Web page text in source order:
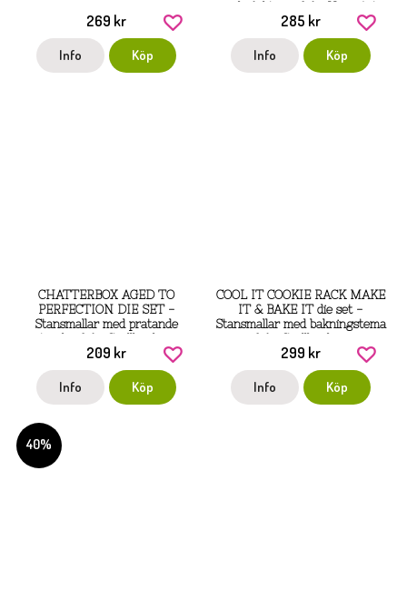
269 kr
Info Köp
285 kr
Info Köp
CHATTERBOX AGED TO
PERFECTION DIE SET -
Stansmallar med pratande
209 kr
Info Köp
COOL IT COOKIE RACK MAKE
IT & BAKE IT die set -
Stansmallar med bakningstema
299 kr
Info Köp
40%